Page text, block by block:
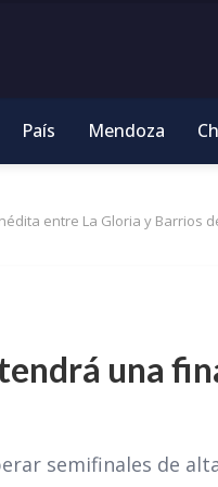
País Mendoza
entre La Gloria y Barrios
una
semifinales de